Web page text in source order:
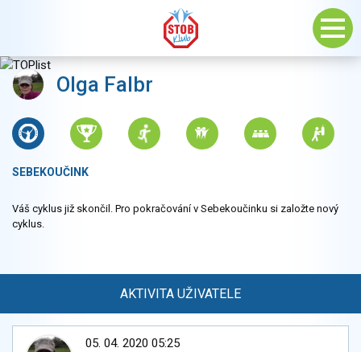
Olga Falbr
SEBEKOUČINK
Váš cyklus již skončil. Pro pokračování v Sebekoučinku si založte nový
cyklus.
AKTIVITA UŽIVATELE
05. 04. 2020 05:25